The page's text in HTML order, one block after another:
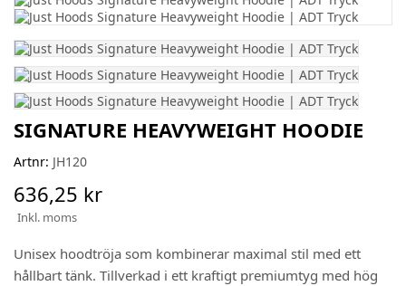
SIGNATURE HEAVYWEIGHT HOODIE
Artnr: JH120
636,25 kr
Inkl. moms
Unisex hoodtröja som kombinerar maximal stil med ett
hållbart tänk. Tillverkad i ett kraftigt premiumtyg med hög